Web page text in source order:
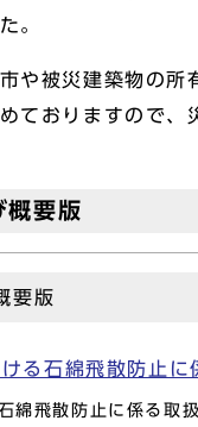
。
や被災建築物の所
ておりますので
概要版
要版
ける石綿飛散防止
綿飛散防止に係る取